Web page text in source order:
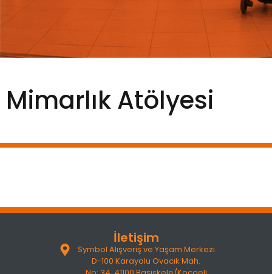
Mimarlık Atölyesi
İletişim
Symbol Alışveriş ve Yaşam Merkezi
D-100 Karayolu Ovacık Mah.